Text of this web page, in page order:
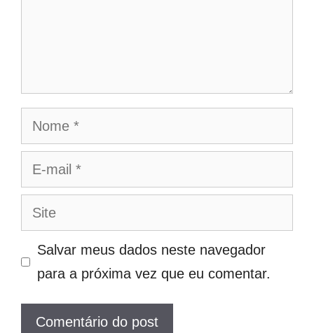
Nome
E-
mail
Site
Salvar meus dados neste navegador
para a próxima vez que eu comentar.